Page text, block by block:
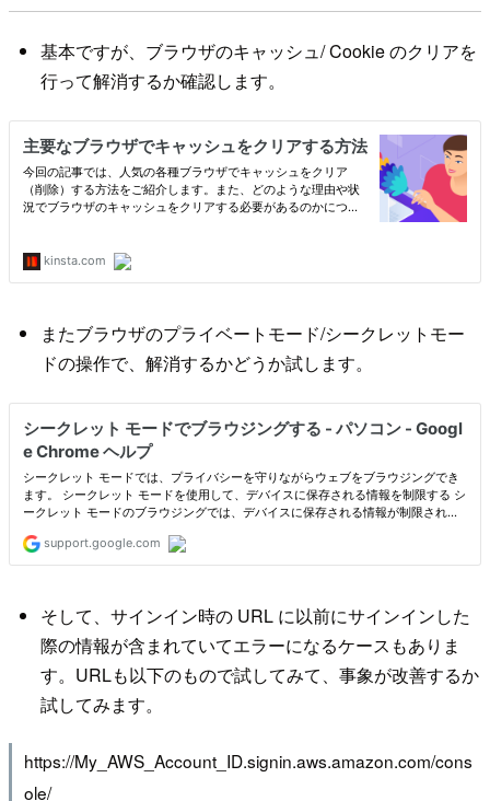
基本ですが、ブラウザのキャッシュ/ Cookie のクリアを
行って解消するか確認します。
またブラウザのプライベートモード/シークレットモー
ドの操作で、解消するかどうか試します。
そして、サインイン時の URL に以前にサインインした
際の情報が含まれていてエラーになるケースもありま
す。URLも以下のもので試してみて、事象が改善するか
試してみます。
https://My_AWS_Account_ID.signin.aws.amazon.com/cons
ole/